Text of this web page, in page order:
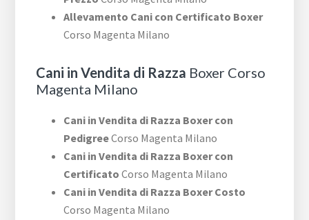
Allevamento Cani con Certificato Boxer
Corso Magenta Milano
Cani in Vendita di Razza Boxer Corso
Magenta Milano
Cani in Vendita di Razza Boxer con
PedigreeCorso Magenta Milano
Cani in Vendita di Razza Boxer con
Certificato Corso Magenta Milano
Cani in Vendita di Razza Boxer Costo
Corso Magenta Milano